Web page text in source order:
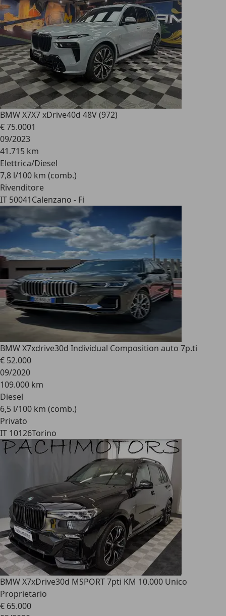
BMW X7X7 xDrive40d 48V (972)
€ 75.0001
09/2023
41.715 km
Elettrica/Diesel
7,8 l/100 km (comb.)
Rivenditore
IT 50041Calenzano - Fi
BMW X7xdrive30d Individual Composition auto 7p.ti
€ 52.000
09/2020
109.000 km
Diesel
6,5 l/100 km (comb.)
Privato
IT 10126Torino
BMW X7xDrive30d MSPORT 7pti KM 10.000 Unico
Proprietario
€ 65.000